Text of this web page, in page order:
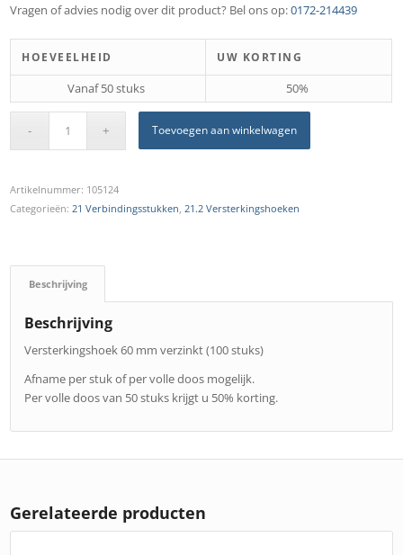
Vragen of advies nodig over dit product? Bel ons op:0172-214439
HOEVEELHEID UW KORTING
Vanaf 50 stuks 50%
Toevoegen aan winkelwagen
Artikelnummer: 105124
Categorieën: 21 Verbindingsstukken 21.2 Versterkingshoeken
Beschrijving
Beschrijving
Versterkingshoek 60 mm verzinkt (100 stuks)
Afname per stuk of per volle doos mogelijk.
Per volle doos van 50 stuks krijgt u 50% korting.
Gerelateerde producten